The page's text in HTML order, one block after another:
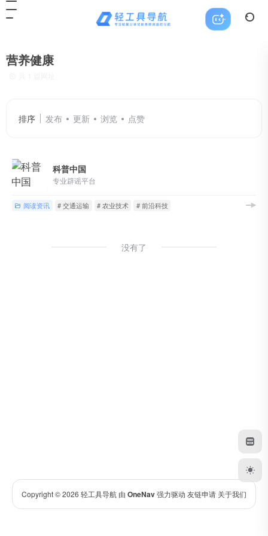
营养健康
排序 发布 更新 浏览 点赞
科普中国
专业辟谣平台
阅读资讯 # 交通运输 # 农业技术 # 前沿科技
没有了
Copyright © 2026 轻工具导航 由 OneNav强力驱动 友链申请 关于我们